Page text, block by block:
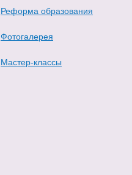
Реформа образования
Фотогалерея
Мастер-классы